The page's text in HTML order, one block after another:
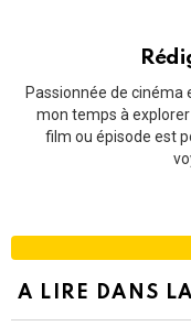
Passionnée de cinéma
mon temps à
film ou épisode est
A LIRE DANS